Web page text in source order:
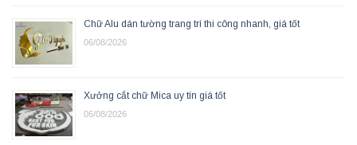
Chữ Alu dán tường trang trí thi công nhanh, giá tốt
06/08/2026
Xưởng cắt chữ Mica uy tín giá tốt
06/08/2026